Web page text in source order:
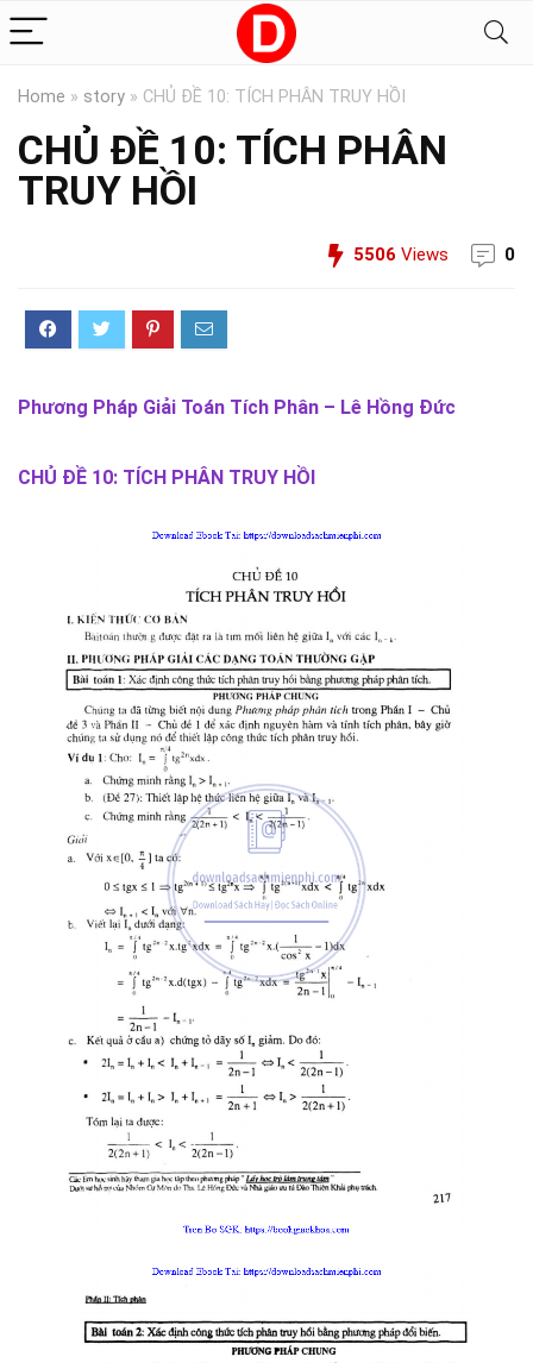
Home » story » CHỦ ĐỀ 10: TÍCH PHÂN TRUY HỒI
CHỦ ĐỀ 10: TÍCH PHÂN
TRUY HỒI
5506 Views 0
Phương Pháp Giải Toán Tích Phân – Lê Hồng Đức
CHỦ ĐỀ 10: TÍCH PHÂN TRUY HỒI